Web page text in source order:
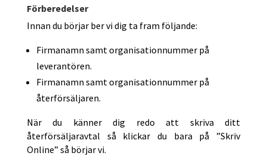
Förberedelser
Innan du börjar ber vi dig ta fram följande:
Firmanamn samt organisationnummer på
leverantören.
Firmanamn samt organisationnummer på
återförsäljaren.
När du känner dig redo att skriva ditt
återförsäljaravtal så klickar du bara på ”Skriv
Online” så börjar vi.